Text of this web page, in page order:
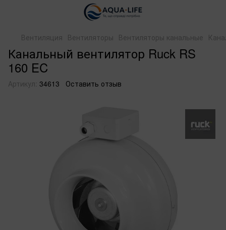
Вентиляция Вентиляторы Вентиляторы канальные
Канальный вентилятор Ruck RS
160 EC
Артикул: 34613 Оставить отзыв